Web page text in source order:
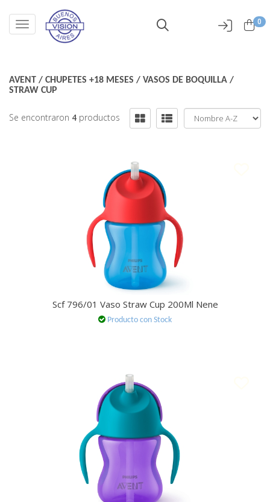
0
Toggle navigation
AVENT / CHUPETES +18 MESES / VASOS DE BOQUILLA /
STRAW CUP
Se encontraron 4 productos
Scf 796/01 Vaso Straw Cup 200Ml Nene
Producto con Stock